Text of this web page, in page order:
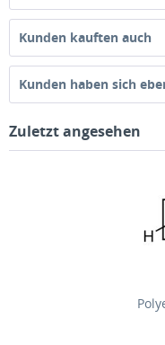
Kunden kauften auch
Kunden haben sich
Zuletzt angesehen